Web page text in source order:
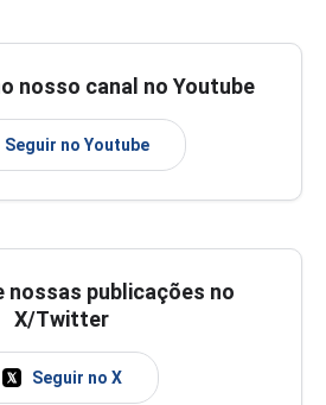
nosso canal no Youtube
Seguir no Youtube
nossas publicações no
X/Twitter
Seguir no X